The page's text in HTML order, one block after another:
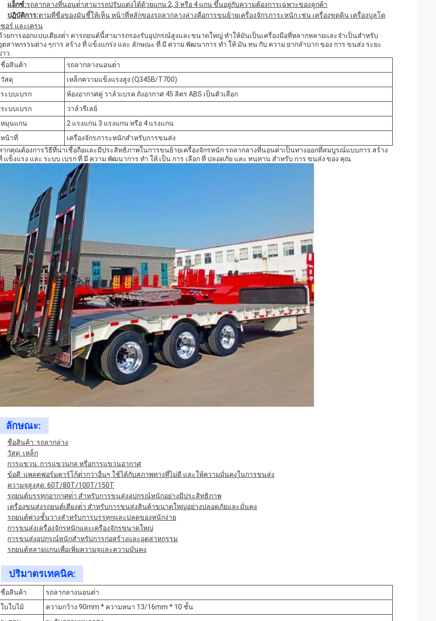
แอ็กซ์:รถลากลางที่นอนต่ําสามารถปรับแต่งได้ด้วยแกน 2, 3 หรือ 4 แกน ขึ้นอยู่กับความต้องการเฉพาะของลูกค้า
ปฏิบัติการ:ตามที่ชื่อของมันชี้ให้เห็น หน้าที่หลักของรถลากลางล่างคือการขนย้ายเครื่องจักรภาระหนัก เช่น เครื่องขุดดิน เครื่องบูลโด
ซอร์ และเครน
วยการออกแบบเตียงต่ํา คารถยนต์นี้สามารถรองรับอุปกรณ์สูงและขนาดใหญ่ ทําให้มันเป็นเครื่องมือที่หลากหลายและจําเป็นสําหรับ
ตสาหกรรมต่าง ๆการ สร้าง ที่ แข็งแกร่ง และ ลักษณะ ที่ มี ความ พัฒนาการ ทํา ให้ มัน ทน กับ ความ ยากลําบาก ของ การ ขนส่ง ระยะ
าว.
ชื่อสินค้า
รถลากลางนอนต่ํา
วัสดุ
เหล็กความแข็งแรงสูง (Q345B/T700)
ระบบเบรก
ห้องอากาศคู่ วาล์วเบรค ถังอากาศ 45 ลิตร ABS เป็นตัวเลือก
ระบบเบรก
วาล์วรีเลย์
หมุนแกน
2 แรงแกน 3 แรงแกน หรือ 4 แรงแกน
หน้าที่
เครื่องจักรภาระหนักสําหรับการขนส่ง
ากคุณต้องการวิธีที่น่าเชื่อถือและมีประสิทธิภาพในการขนย้ายเครื่องจักรหนัก รถลากลางที่นอนต่ําเป็นทางออกที่สมบูรณ์แบบการ สร้าง
แข็งแรง และ ระบบ เบรก ที่ มี ความ พัฒนาการ ทํา ให้ เป็น การ เลือก ที่ ปลอดภัย และ ทนทาน สําหรับ การ ขนส่ง ของ คุณ.
ลักษณะ:
ชื่อสินค้า: รถลากล่าง
วัสดุ: เหล็ก
การแขวน: การแขวนกล หรือการแขวนอากาศ
ข้อดี: แพลตฟอร์มคาร์โก้ต่ํากว่าอื่นๆ ใช้ได้กับสภาพทางที่ไม่ดี และให้ความมั่นคงในการขนส่ง
ความจุสูงสุด: 60T/80T/100T/150T
รถยนต์บรรทุกอากาศต่ํา สําหรับการขนส่งอุปกรณ์หนักอย่างมีประสิทธิภาพ
เครื่องขนส่งรถยนต์เตียงต่ํา สําหรับการขนส่งสินค้าขนาดใหญ่อย่างปลอดภัยและมั่นคง
รถยนต์พ่วงชั้นวางสําหรับการบรรทุกและปลดของหนักง่าย
การขนส่งเครื่องจักรหนักและเครื่องจักรขนาดใหญ่
การขนส่งอุปกรณ์หนักสําหรับการก่อสร้างและอุตสาหกรรม
รถยนต์หลายแกนเพื่อเพิ่มความจุและความมั่นคง
ปริมาตรเทคนิค:
ชื่อสินค้า
รถลากลางนอนต่ํา
ใบใบไม้
ความกว้าง 90mm * ความหนา 13/16mm * 10 ชั้น